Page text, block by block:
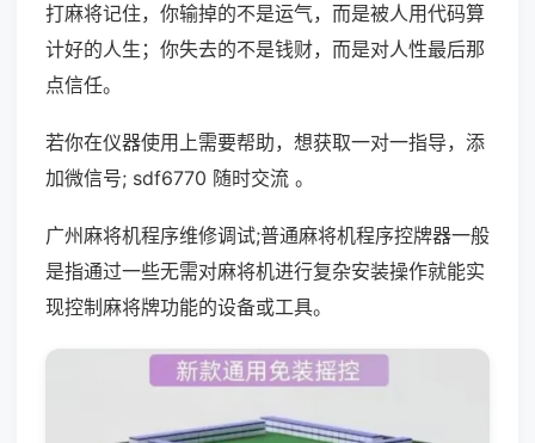
打麻将记住，你输掉的不是运气，而是被人用代码算
计好的人生；你失去的不是钱财，而是对人性最后那
点信任。
若你在仪器使用上需要帮助，想获取一对一指导，添
加微信号; sdf6770 随时交流 。
广州麻将机程序维修调试;普通麻将机程序控牌器一般
是指通过一些无需对麻将机进行复杂安装操作就能实
现控制麻将牌功能的设备或工具。